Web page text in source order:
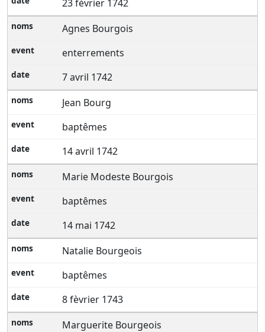
23 fèvrier 1742
Agnes Bourgois
enterrements
7 avril 1742
Jean Bourg
baptêmes
14 avril 1742
Marie Modeste Bourgois
baptêmes
14 mai 1742
Natalie Bourgeois
baptêmes
8 fèvrier 1743
Marguerite Bourgeois